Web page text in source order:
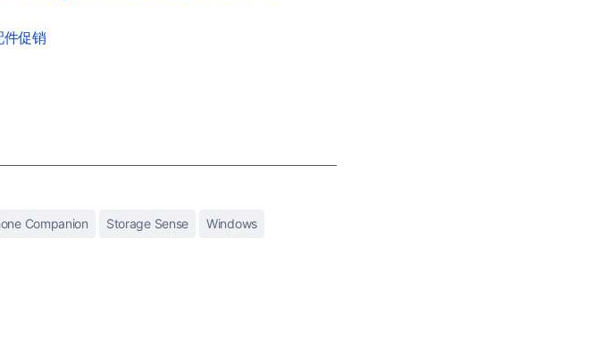
促销
Companion Storage Sense Windows